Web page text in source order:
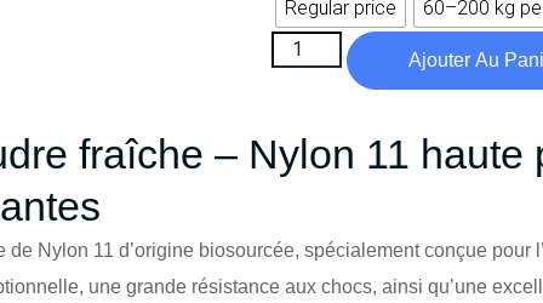
Regular price 60–200 kg
Ajouter Au
fraîche – Nylon 11 haute
Nylon 11 d’origine biosourcée, spécialement conçue pour
une grande résistance aux chocs, ainsi qu’une